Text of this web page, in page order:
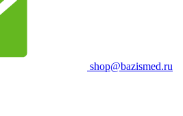
shop@bazismed.ru